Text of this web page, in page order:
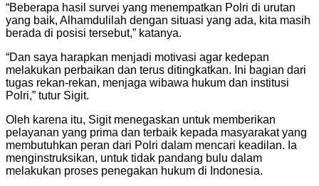
“Beberapa hasil survei yang menempatkan Polri di urutan
yang baik, Alhamdulilah dengan situasi yang ada, kita masih
berada di posisi tersebut,” katanya.
“Dan saya harapkan menjadi motivasi agar kedepan
melakukan perbaikan dan terus ditingkatkan. Ini bagian dari
tugas rekan-rekan, menjaga wibawa hukum dan institusi
Polri,” tutur Sigit.
Oleh karena itu, Sigit menegaskan untuk memberikan
pelayanan yang prima dan terbaik kepada masyarakat yang
membutuhkan peran dari Polri dalam mencari keadilan. Ia
menginstruksikan, untuk tidak pandang bulu dalam
melakukan proses penegakan hukum di Indonesia.